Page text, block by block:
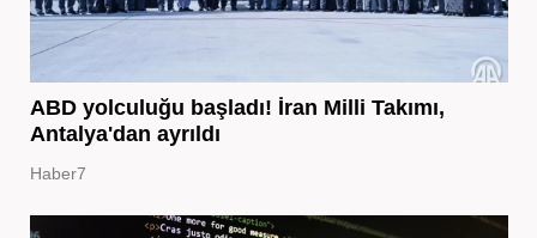
ABD yolculuğu başladı! İran Milli Takımı,
Antalya'dan ayrıldı
Haber7